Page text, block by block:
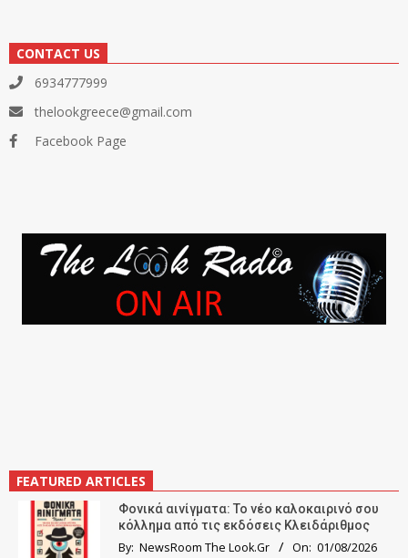
CONTACT US
6934777999
thelookgreece@gmail.com
Facebook Page
FEATURED ARTICLES
Φονικά αινίγματα: Το νέο καλοκαιρινό σου
κόλλημα από τις εκδόσεις Κλειδάριθμος
By: NewsRoom The Look.Gr On: 01/08/2026